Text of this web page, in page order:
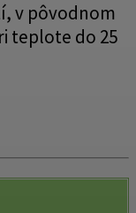
v pôvodnom
teplote do 25